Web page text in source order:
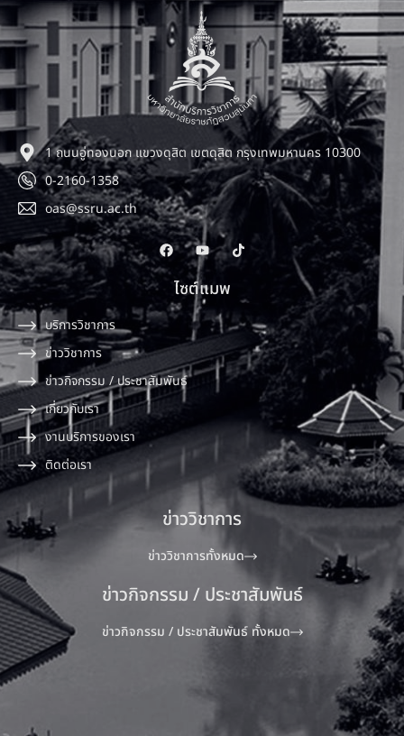
1 ถนนอู่ทองนอก แขวงดุสิต เขตดุสิต กรุงเทพมหานคร 10300
0-2160-1358
oas@ssru.ac.th
ไซต์แมพ
บริการวิชาการ
ข่าววิชาการ
ข่าวกิจกรรม / ประชาสัมพันธ์
เกี่ยวกับเรา
งานบริการของเรา
ติดต่อเรา
ข่าววิชาการ
ข่าววิชาการทั้งหมด
ข่าวกิจกรรม / ประชาสัมพันธ์
ข่าวกิจกรรม / ประชาสัมพันธ์ ทั้งหมด